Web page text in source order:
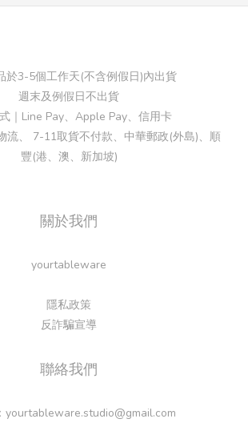
於3-5個工作天(不含例假日)內出貨
週末及例假日不出貨
｜Line Pay、Apple Pay、信用卡
流、 7-11取貨不付款、中華郵政(外島)、順
豐(港、澳、新加坡)
關於我們
yourtableware
隱私政策
反詐騙宣導
聯絡我們
yourtableware.studio@gmail.com